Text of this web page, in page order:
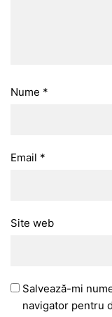
Nume *
Email *
Site web
Salvează-mi
navigator pentru